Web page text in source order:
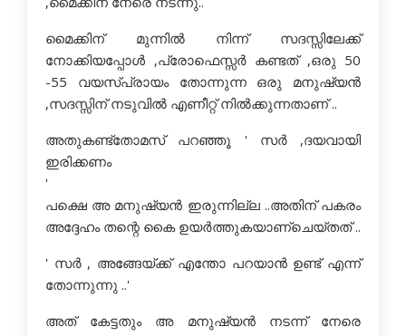
മൈക്കിന് മുന്നില്‍ നിന്ന് സദസ്സിലേക്ക്
നോക്കിയപ്പോള്‍ ,പ്രോഫെസ്സര്‍ കണ്ടത് ,ഒരു 50
-55 വയസ്പ്രായം തോന്നുന്ന ഒരു മനുഷ്യന്‍
,സദസ്സിന് നടുവില്‍ എണീറ്റ്‌ നില്‍ക്കുന്നതാണ് ..
അതുകണ്ട്തോമസ്‌ പറഞ്ഞൂ ' സര്‍ ,ദയവായി
ഇരിക്കണം
'
പക്ഷെ അ മനുഷ്യന്‍ ഇരുന്നില്ല ..അതിന് പകരം
അദ്ദേഹം തന്റെ കൈ ഉയര്‍ത്തുകയാണ്ചെയ്തത് ..
' സര്‍ , അങ്ങേയ്ക്ക് എന്തോ പറയാന്‍ ഉണ്ട് എന്ന്
തോന്നുന്നു ..'
അത് കേട്ടതും അ മനുഷ്യന്‍ നടന്ന് നേരെ